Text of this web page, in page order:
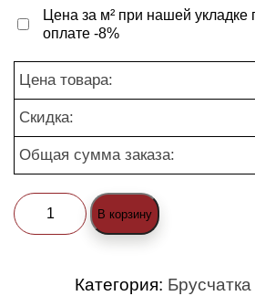
Цена за м² при нашей укладке
оплате -8%
Цена товара:
Скидка:
Общая сумма заказа:
Количество
товара
В корзину
Категория: